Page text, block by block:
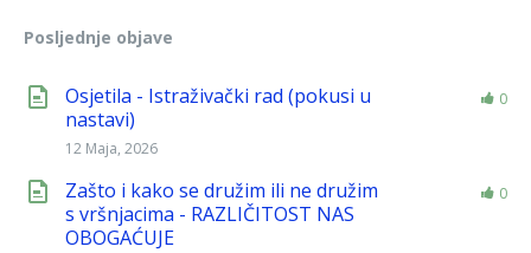
Posljednje objave
Osjetila - Istraživački rad (pokusi u
nastavi)
12 Maja, 2026
0
Zašto i kako se družim ili ne družim
s vršnjacima - RAZLIČITOST NAS
OBOGAĆUJE
0